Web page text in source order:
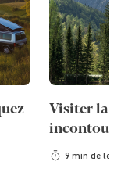
Visiter la
9 min de